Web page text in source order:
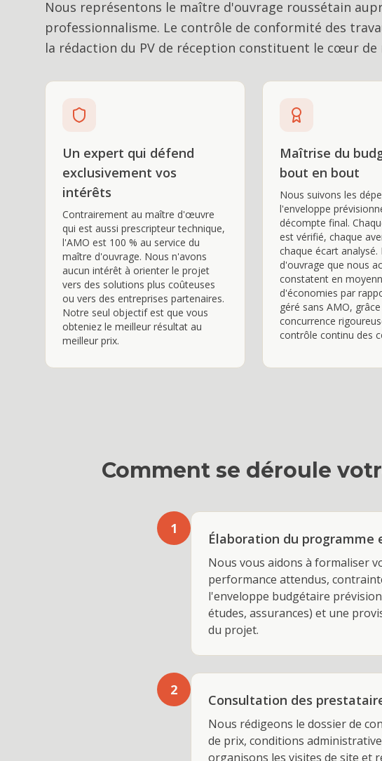
Nous représentons le maître d'ouvrage roussétain
professionnalisme. Le contrôle de conformité des
la rédaction du PV de réception constituent le cœur de
Un expert qui défend
exclusivement vos
intérêts
Contrairement au maître d'œuvre
qui est aussi prescripteur technique,
l'AMO est 100 % au service du
maître d'ouvrage. Nous n'avons
aucun intérêt à orienter le projet
vers des solutions plus coûteuses
ou vers des entreprises partenaires.
Notre seul objectif est que vous
obteniez le meilleur résultat au
meilleur prix.
Maîtrise du
bout en bout
Nous suivons les
l'enveloppe
décompte final.
est vérifié, chaque
chaque écart analysé.
d'ouvrage que nous
constatent en
d'économies par
géré sans AMO,
concurrence
contrôle continu des
Comment se déroule
1
Élaboration du
Nous vous aidons à formaliser
performance attendus,
l'enveloppe budgétaire
études, assurances) et une
du projet.
2
Consultation des
Nous rédigeons le dossier de
de prix, conditions
organisons les visites de site et